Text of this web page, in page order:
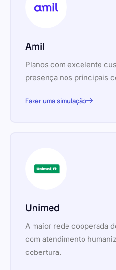
Amil
Planos com excelente
presença nos principais
Fazer uma simulação
Unimed
A maior rede cooperada
com atendimento
cobertura.